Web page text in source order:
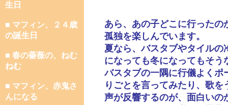
生日
■ マフィン、２４歳
の誕生日
■ 春の薔薇の、ねむ
ねむ
■ マフィン、赤鬼さ
んになる
あら、あの子どこに行った
孤独を楽しんでいます。
夏なら、バスタブやタイル
になっても冬になってもそう
バスタブの一隅に行儀よくポ
りごとを言ってみたり、歌を
声が反響するのが、面白いの